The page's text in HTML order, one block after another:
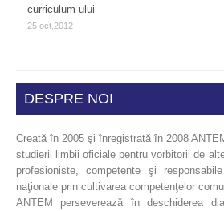
curriculum-ului
25 oct,2012
DESPRE NOI
Creată în 2005 şi înregistrată în 2008
studierii limbii oficiale pentru vorbitorii de
profesioniste, competente şi
naţionale prin cultivarea competenţelor
ANTEM perseverează în deschiderea